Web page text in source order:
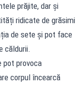
prăjite, dar și
ridicate de grăsimi
de sete și pot face
căldurii.
pot provoca
corpul încearcă